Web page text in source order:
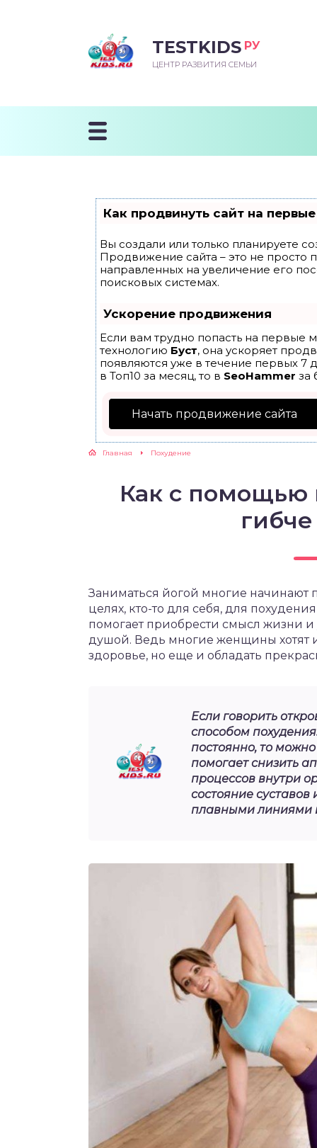
TESTKIDS РУ
ЦЕНТР РАЗВИТИЯ СЕМЬИ
Как продвинуть сайт на
Вы создали или только планируете
Продвижение сайта – это не просто
направленных на увеличение его
поисковых системах.
Ускорение продвижения
Если вам трудно попасть на первые
технологию Буст, она ускоряет
появляются уже в течение первых 7
в Топ10 за месяц, то в SeoHammer за
Начать продвижение сайта
Главная Похудение
Как с помощью
Заниматься йогой многие начинают
целях, кто-то для себя, для
помогает приобрести смысл жизни и
душой. Ведь многие женщины хотят
здоровье, но еще и обладать
Если говорить
способом
постоянно, то
помогает снизить
процессов внутри
состояние суставов
плавными линиями
МЕСЯЦ
ПЕРВОГО
УЧИТСЯ
ПОСЛЕ ГОДА
К ШКОЛЕ
ДОШКОЛЬНИКА
ШКОЛА
ШКОЛЬНИКА
ШКОЛЬНИКА